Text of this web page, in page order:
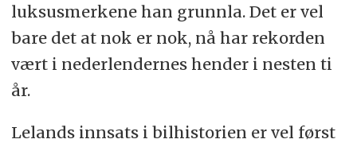
luksusmerkene han grunnla. Det er vel
bare det at nok er nok, nå har rekorden
vært i nederlendernes hender i nesten ti
år.
Lelands innsats i bilhistorien er vel først